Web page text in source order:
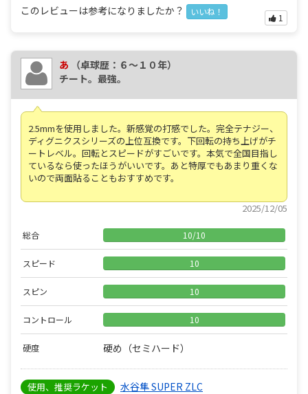
このレビューは参考になりましたか？ いいね！
1
あ
（卓球歴：６～１０年）
チート。最強。
2.5mmを使用しました。新感覚の打感でした。完全テナジー、
ディグニクスシリーズの上位互換です。下回転の持ち上げがチ
ートレベル。回転とスピードがすごいです。本気で全国目指し
ているなら使ったほうがいいです。あと特厚でもあまり重くな
いので両面貼ることもおすすめです。
2025/12/05
総合 10/10
スピード 10
スピン 10
コントロール 10
硬度 硬め（セミハード）
使用、推奨ラケット 水谷隼 SUPER ZLC